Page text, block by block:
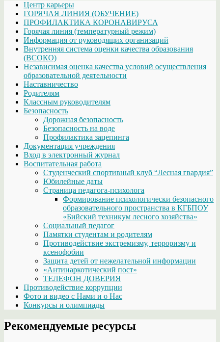
Центр карьеры
ГОРЯЧАЯ ЛИНИЯ (ОБУЧЕНИЕ)
ПРОФИЛАКТИКА КОРОНАВИРУСА
Горячая линия (температурный режим)
Информация от руководящих организаций
Внутренняя система оценки качества образования
(ВСОКО)
Независимая оценка качества условий осуществления
образовательной деятельности
Наставничество
Родителям
Классным руководителям
Безопасность
Дорожная безопасность
Безопасность на воде
Профилактика зацепинга
Документация учреждения
Вход в электронный журнал
Воспитательная работа
Студенческий спортивный клуб “Лесная гвардия”
Юбилейные даты
Страница педагога-психолога
Формирование психологически безопасного
образовательного пространства в КГБПОУ
«Бийский техникум лесного хозяйства»
Социальный педагог
Памятки студентам и родителям
Противодействие экстремизму, терроризму и
ксенофобии
Защита детей от нежелательной информации
«Антинаркотический пост»
ТЕЛЕФОН ДОВЕРИЯ
Противодействие коррупции
Фото и видео с Нами и о Нас
Конкурсы и олимпиады
Рекомендуемые ресурсы